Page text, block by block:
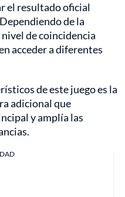
el resultado oficial
de la
de coincidencia
acceder a diferentes
de este juego es la
adicional que
y amplía las